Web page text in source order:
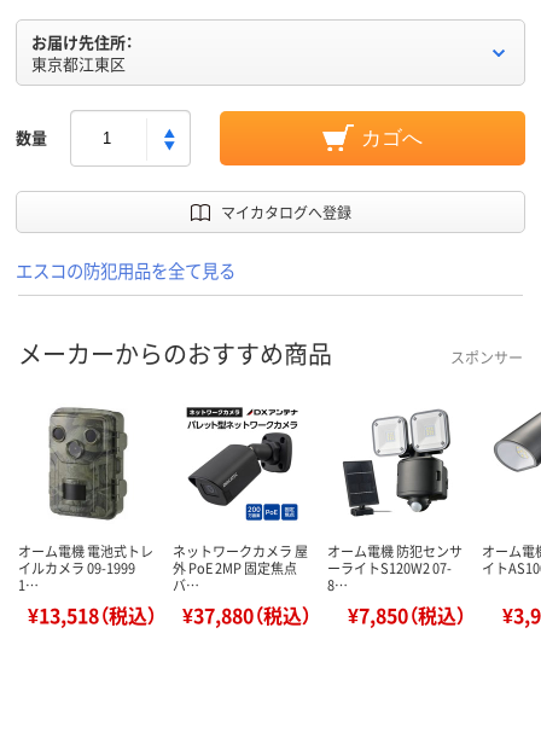
お届け先住所：
東京都江東区
数量 カゴへ
マイカタログへ登録
エスコの防犯用品を全て見る
メーカーからのおすすめ商品 スポンサー
オーム電機 電池式トレ
イルカメラ 09-1999
1…
¥13,518（税込）
ネットワークカメラ 屋
外 PoE 2MP 固定焦点
バ…
¥37,880（税込）
オーム電機 防犯センサ
ーライトS120W2 07-
8…
¥7,850（税込）
オーム電
イト